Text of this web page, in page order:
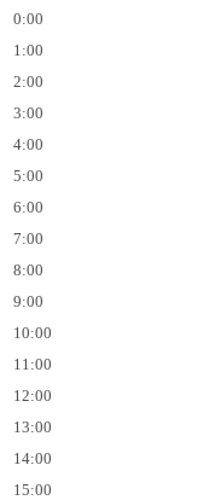
0:00
1:00
2:00
3:00
4:00
5:00
6:00
7:00
8:00
9:00
10:00
11:00
12:00
13:00
14:00
15:00